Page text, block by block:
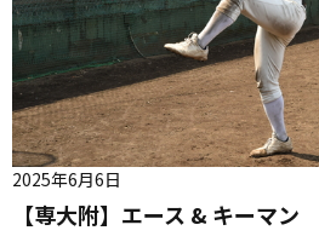
【専大附】エース & キーマン
2025年6月6日